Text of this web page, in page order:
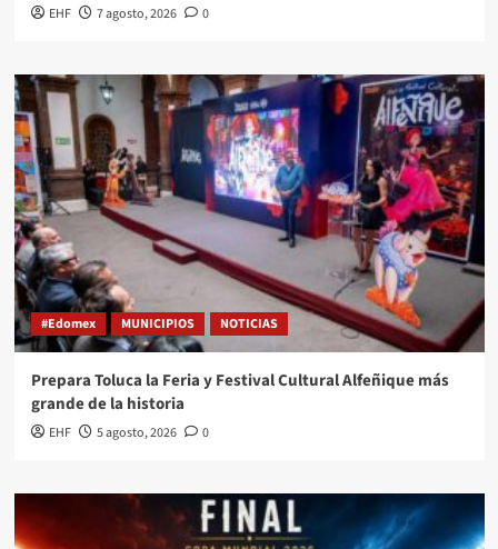
EHF 7 agosto, 2026 0
#Edomex MUNICIPIOS NOTICIAS
Prepara Toluca la Feria y Festival Cultural Alfeñique más
grande de la historia
EHF 5 agosto, 2026 0